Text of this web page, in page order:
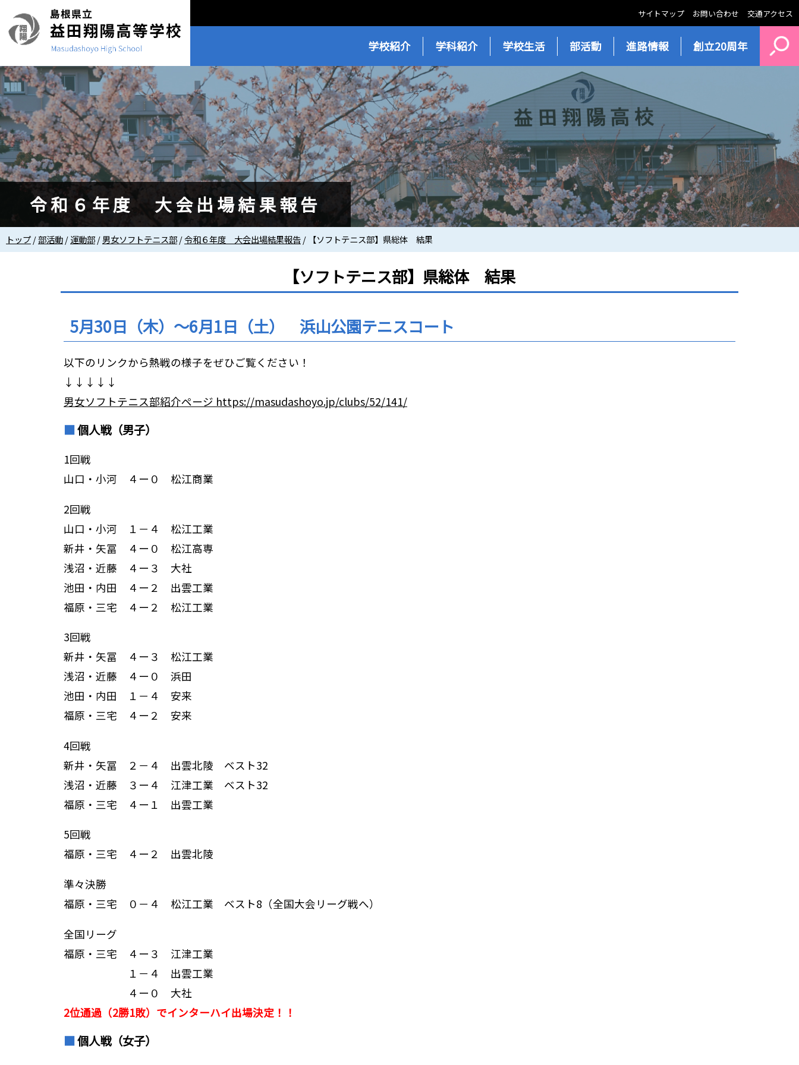
サイトマップ お問い合わせ 交通アクセス
学校紹介 学科紹介 学校生活 部活動 進路情報 創立20周年
令和６年度 大会出場結果報告
現
在
トップ/部活動/運動部/男女ソフトテニス部/令和６年度 大会出場結果報告/ 【ソフトテニス部】県総体 結果
【ソフトテニス部】県総体 結果
5月30日（木）～6月1日（土） 浜山公園テニスコート
以下のリンクから熱戦の様子をぜひご覧ください！
↓↓↓↓↓
男女ソフトテニス部紹介ページ https://masudashoyo.jp/clubs/52/141/
個人戦（男子）
1回戦
山口・小河 ４ー０ 松江商業
2回戦
山口・小河 １－４ 松江工業
新井・矢冨 ４ー０ 松江高専
浅沼・近藤 ４ー３ 大社
池田・内田 ４ー２ 出雲工業
福原・三宅 ４ー２ 松江工業
3回戦
新井・矢冨 ４ー３ 松江工業
浅沼・近藤 ４ー０ 浜田
池田・内田 １－４ 安来
福原・三宅 ４ー２ 安来
4回戦
新井・矢冨 ２－４ 出雲北陵 ベスト32
浅沼・近藤 ３ー４ 江津工業 ベスト32
福原・三宅 ４ー１ 出雲工業
5回戦
福原・三宅 ４ー２ 出雲北陵
準々決勝
福原・三宅 ０－４ 松江工業 ベスト8（全国大会リーグ戦へ）
全国リーグ
福原・三宅 ４ー３ 江津工業
１－４ 出雲工業
４ー０ 大社
2位通過（2勝1敗）でインターハイ出場決定！！
個人戦（女子）